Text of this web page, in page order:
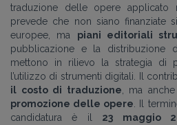
traduzione delle opere applicato
prevede che non siano finanziate
europee, ma piani editoriali
pubblicazione e la distribuzione
mettono in rilievo la strategia di
l’utilizzo di strumenti digitali. Il
il costo di traduzione , ma
promozione delle opere . Il
candidatura è il 23 maggio